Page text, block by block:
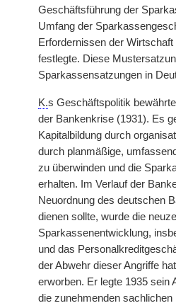
Geschäftsführung der
Umfang der
Erfordernissen der
festlegte. Diese
Sparkassensatzungen in
K.s Geschäftspolitik
der Bankenkrise (1931). Es
Kapitalbildung durch
durch planmäßige,
zu überwinden und die
erhalten. Im Verlauf der
Neuordnung des deutschen
dienen sollte, wurde die
Sparkassenentwicklung,
und das
der Abwehr dieser Angriffe
erworben. Er legte 1935 sein
die zunehmenden sachlichen